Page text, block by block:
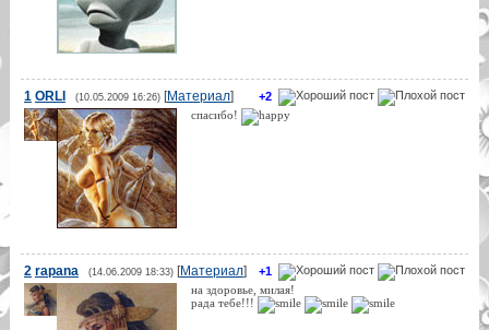
+2
1 ORLI (10.05.2009 16:26)[Материал]
спасибо!
+1
2 rapana (14.06.2009 18:33)[Материал]
на здоровье, милая!
рада тебе!!!